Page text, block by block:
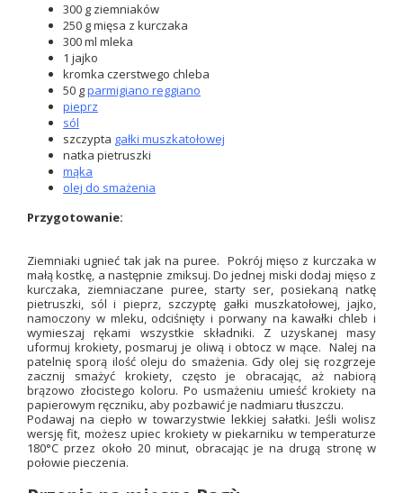
300 g ziemniaków
250 g mięsa z kurczaka
300 ml mleka
1 jajko
kromka czerstwego chleba
50 gparmigiano reggiano
pieprz
sól
szczypta gałki muszkatołowej
natka pietruszki
mąka
olej do smażenia
Przygotowanie:
Ziemniaki ugnieć tak jak na puree. Pokrój mięso z kurczaka w
małą kostkę, a następnie zmiksuj. Do jednej miski dodaj mięso z
kurczaka, ziemniaczane puree, starty ser, posiekaną natkę
pietruszki, sól i pieprz, szczyptę gałki muszkatołowej, jajko,
namoczony w mleku, odciśnięty i porwany na kawałki chleb i
wymieszaj rękami wszystkie składniki. Z uzyskanej masy
uformuj krokiety, posmaruj je oliwą i obtocz w mące. Nalej na
patelnię sporą ilość oleju do smażenia. Gdy olej się rozgrzeje
zacznij smażyć krokiety, często je obracając, aż nabiorą
brązowo złocistego koloru. Po usmażeniu umieść krokiety na
papierowym ręczniku, aby pozbawić je nadmiaru tłuszczu.
Podawaj na ciepło w towarzystwie lekkiej sałatki. Jeśli wolisz
wersję fit, możesz upiec krokiety w piekarniku w temperaturze
180°C przez około 20 minut, obracając je na drugą stronę w
połowie pieczenia.